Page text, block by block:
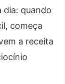
dia: quando
começa
a receita